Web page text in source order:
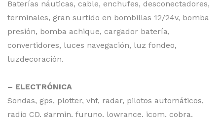
Baterías náuticas, cable, enchufes, desconectadores,
terminales, gran surtido en bombillas 12/24v, bomba
presión, bomba achique, cargador batería,
convertidores, luces navegación, luz fondeo,
luzdecoración.
– ELECTRÓNICA
Sondas, gps, plotter, vhf, radar, pilotos automáticos,
radio CD, garmin, furuno, lowrance, icom, cobra.